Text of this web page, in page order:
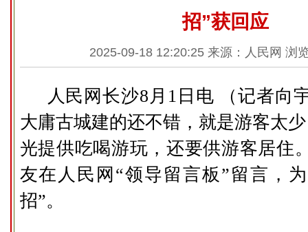
招”获回应
2025-09-18 12:20:25 来源：人民网 浏
人民网长沙8月1日电 （记者向
大庸古城建的还不错，就是游客太
光提供吃喝游玩，还要供游客居住
友在人民网“领导留言板”留言，
招”。